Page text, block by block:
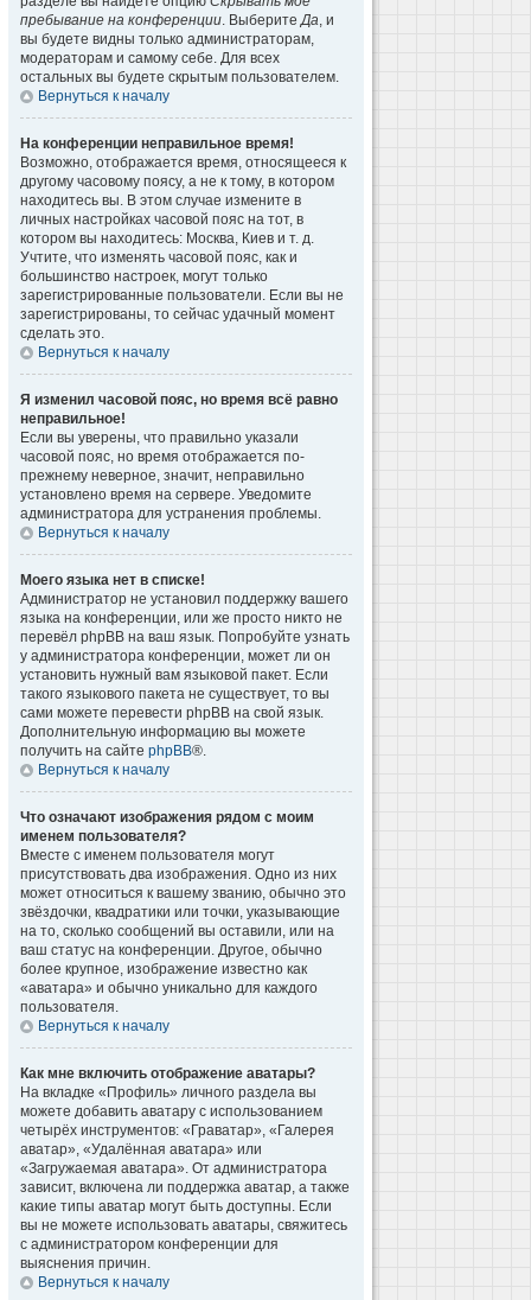
пребывание на конференции. ВыберитеДа, и
вы будете видны только администраторам,
модераторам и самому себе. Для всех
остальных вы будете скрытым пользователем.
Вернуться к началу
На конференции неправильное время!
Возможно, отображается время, относящееся к
другому часовому поясу, а не к тому, в котором
находитесь вы. В этом случае измените в
личных настройках часовой пояс на тот, в
котором вы находитесь: Москва, Киев и т. д.
Учтите, что изменять часовой пояс, как и
большинство настроек, могут только
зарегистрированные пользователи. Если вы не
зарегистрированы, то сейчас удачный момент
сделать это.
Вернуться к началу
Я изменил часовой пояс, но время всё равно
неправильное!
Если вы уверены, что правильно указали
часовой пояс, но время отображается по-
прежнему неверное, значит, неправильно
установлено время на сервере. Уведомите
администратора для устранения проблемы.
Вернуться к началу
Моего языка нет в списке!
Администратор не установил поддержку вашего
языка на конференции, или же просто никто не
перевёл phpBB на ваш язык. Попробуйте узнать
у администратора конференции, может ли он
установить нужный вам языковой пакет. Если
такого языкового пакета не существует, то вы
сами можете перевести phpBB на свой язык.
Дополнительную информацию вы можете
получить на сайте phpBB®.
Вернуться к началу
Что означают изображения рядом с моим
именем пользователя?
Вместе с именем пользователя могут
присутствовать два изображения. Одно из них
может относиться к вашему званию, обычно это
звёздочки, квадратики или точки, указывающие
на то, сколько сообщений вы оставили, или на
ваш статус на конференции. Другое, обычно
более крупное, изображение известно как
«аватара» и обычно уникально для каждого
пользователя.
Вернуться к началу
Как мне включить отображение аватары?
На вкладке «Профиль» личного раздела вы
можете добавить аватару с использованием
четырёх инструментов: «Граватар», «Галерея
аватар», «Удалённая аватара» или
«Загружаемая аватара». От администратора
зависит, включена ли поддержка аватар, а также
какие типы аватар могут быть доступны. Если
вы не можете использовать аватары, свяжитесь
с администратором конференции для
выяснения причин.
Вернуться к началу